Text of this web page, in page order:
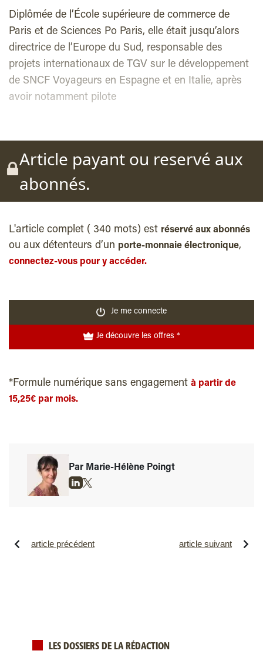
Diplômée de l’École supérieure de commerce de
Paris et de Sciences Po Paris, elle était jusqu’alors
directrice de l’Europe du Sud, responsable des
projets internationaux de TGV sur le développement
de SNCF Voyageurs en Espagne et en Italie, après
avoir notamment pilote
Article payant ou reservé aux
abonnés.
L'article complet ( 340 mots) est réservé aux abonnés
ou aux détenteurs d’un porte-monnaie électronique,
connectez-vous pour y accéder.
Je me connecte
Je découvre les offres *
*Formule numérique sans engagement à partir de
15,25€ par mois.
Par Marie-Hélène Poingt
article précédent article suivant
LES DOSSIERS DE LA RÉDACTION